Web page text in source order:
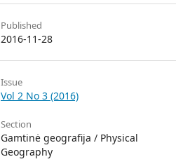
Published
2016-11-28
Issue
Vol 2 No 3 (2016)
Section
Gamtinė geografija / Physical
Geography